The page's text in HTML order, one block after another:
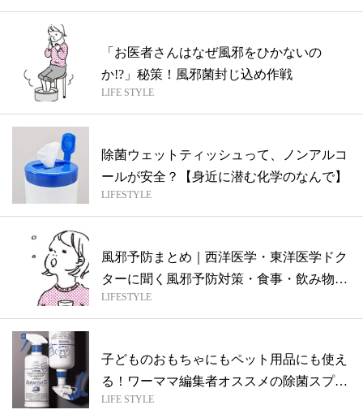
「お医者さんはなぜ風邪をひかないの
か!?」秘策！風邪菌封じ込め作戦
LIFE STYLE
除菌ウェットティッシュって、ノンアルコ
ールが安全？【身近に潜む化学のなんで】
LIFESTYLE
風邪予防まとめ｜西洋医学・東洋医学ドク
ターに聞く風邪予防対策・食事・飲み物な
ど
LIFESTYLE
子どものおもちゃにもペット用品にも使え
る！ワーママ編集者オススメの除菌スプレ
ーは...
LIFE STYLE